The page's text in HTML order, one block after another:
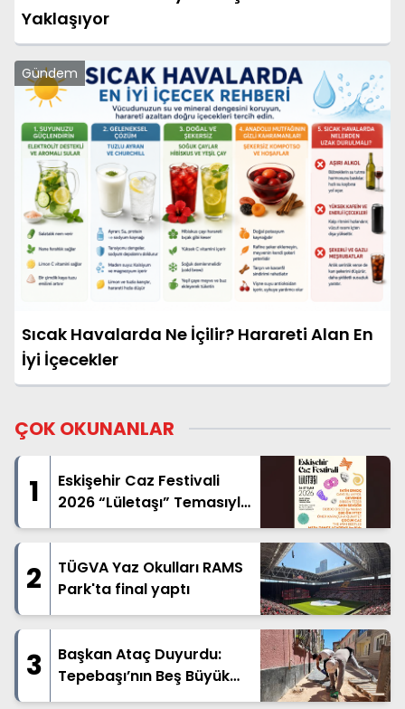
Yaklaşıyor
Gündem
Sıcak Havalarda Ne İçilir? Harareti Alan En
İyi İçecekler
ÇOK OKUNANLAR
1
Eskişehir Caz Festivali
2026 “Lületaşı” Temasıyla
Geliyor
2
TÜGVA Yaz Okulları RAMS
Park'ta final yaptı
3
Başkan Ataç Duyurdu:
Tepebaşı’nın Beş Büyük
Mahallesinde Geniş